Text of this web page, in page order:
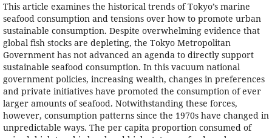
This article examines the historical trends of Tokyo’s marine
seafood consumption and tensions over how to promote urban
sustainable consumption. Despite overwhelming evidence that
global fish stocks are depleting, the Tokyo Metropolitan
Government has not advanced an agenda to directly support
sustainable seafood consumption. In this vacuum national
government policies, increasing wealth, changes in preferences
and private initiatives have promoted the consumption of ever
larger amounts of seafood. Notwithstanding these forces,
however, consumption patterns since the 1970s have changed in
unpredictable ways. The per capita proportion consumed of